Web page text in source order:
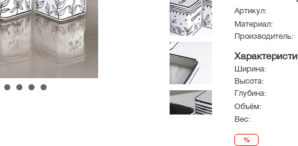
Артикул:
Материал:
Производитель:
Ширина:
Высота:
Глубина:
Объём:
Вес:
%